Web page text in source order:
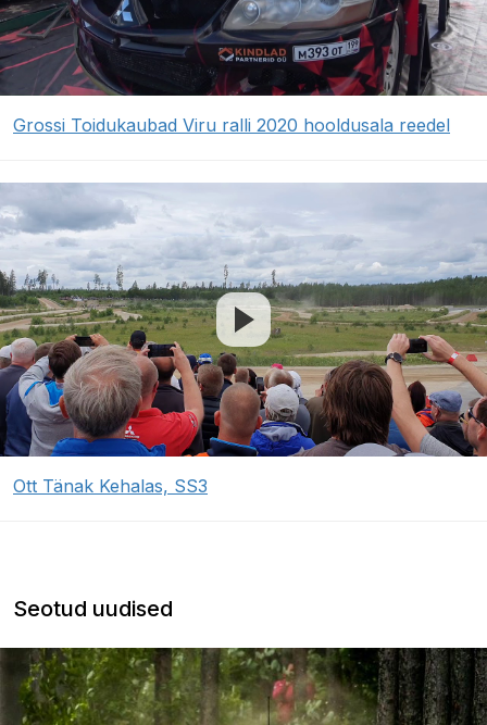
Grossi Toidukaubad Viru ralli 2020 hooldusala reedel
Ott Tänak Kehalas, SS3
Seotud uudised